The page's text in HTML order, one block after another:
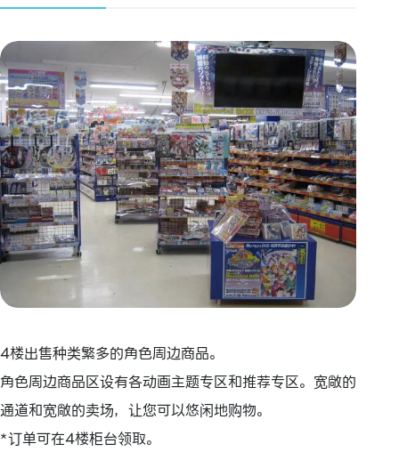
4楼出售种类繁多的角色周边商品。
角色周边商品区设有各动画主题专区和推荐专区。宽敞的
通道和宽敞的卖场，让您可以悠闲地购物。
*订单可在4楼柜台领取。